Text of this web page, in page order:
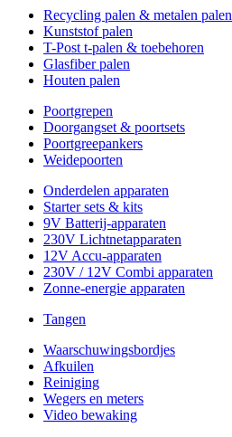
Recycling palen & metalen palen
Kunststof palen
T-Post t-palen & toebehoren
Glasfiber palen
Houten palen
Poortgrepen
Doorgangset & poortsets
Poortgreepankers
Weidepoorten
Onderdelen apparaten
Starter sets & kits
9V Batterij-apparaten
230V Lichtnetapparaten
12V Accu-apparaten
230V / 12V Combi apparaten
Zonne-energie apparaten
Tangen
Waarschuwingsbordjes
Afkuilen
Reiniging
Wegers en meters
Video bewaking